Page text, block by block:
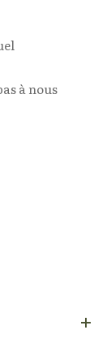
à nous